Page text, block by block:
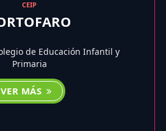
CEIP
de Educación Infantil y
Primaria
VER MÁS